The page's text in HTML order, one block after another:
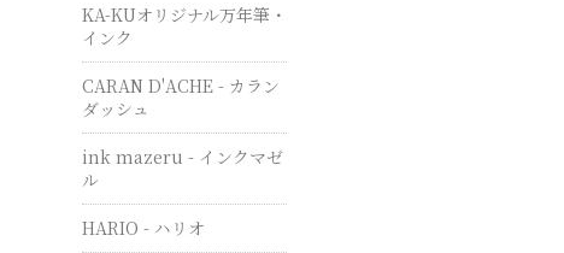
KA-KUオリジナル万年筆・
インク
CARAN D'ACHE - カラン
ダッシュ
ink mazeru - インクマゼ
ル
HARIO - ハリオ